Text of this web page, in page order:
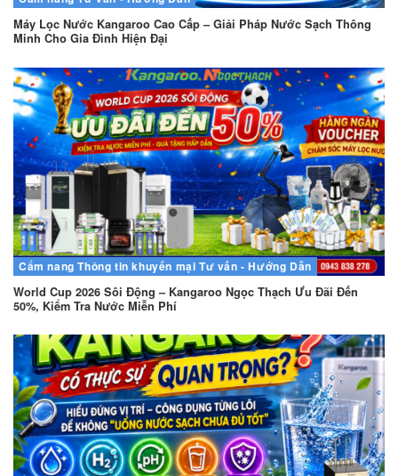
Máy Lọc Nước Kangaroo Cao Cấp – Giải Pháp Nước Sạch Thông
Minh Cho Gia Đình Hiện Đại
Cẩm nang Thông tin khuyến mại Tư vấn - Hướng Dẫn
World Cup 2026 Sôi Động – Kangaroo Ngọc Thạch Ưu Đãi Đến
50%, Kiểm Tra Nước Miễn Phí